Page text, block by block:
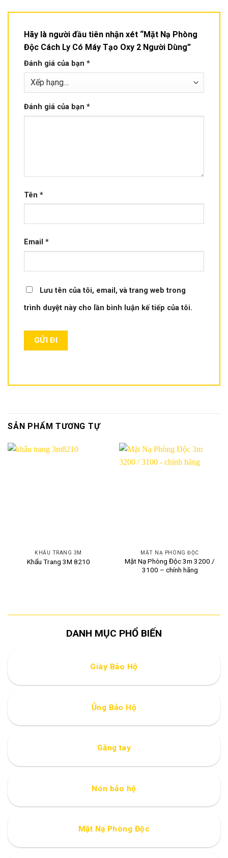
Hãy là người đầu tiên nhận xét “Mặt Nạ Phòng
Độc Cách Ly Có Máy Tạo Oxy 2 Người Dùng”
Đánh giá của bạn *
Đánh giá của bạn *
Tên *
Email *
Lưu tên của tôi, email, và trang web trong
trình duyệt này cho lần bình luận kế tiếp của tôi.
SẢN PHẨM TƯƠNG TỰ
KHẨU TRANG 3M
Khẩu Trang 3M 8210
MẶT NẠ PHÒNG ĐỘC
Mặt Nạ Phòng Độc 3m 3200 /
3100 – chính hãng
DANH MỤC PHỔ BIẾN
Giày Bảo Hộ
Ủng Bảo Hộ
Găng tay
Nón bảo hộ
Mặt Nạ Phòng Độc